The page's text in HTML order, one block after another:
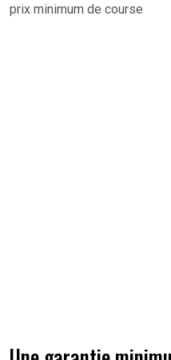
prix minimum de course